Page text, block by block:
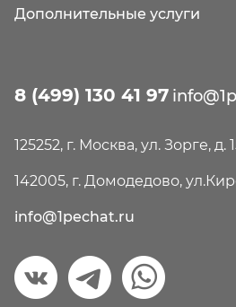
Дополнительные услуги
8 (499) 130 41 97
125252, г. Москва, ул. Зорге, д.
142005, г. Домодедово,
info@1pechat.ru